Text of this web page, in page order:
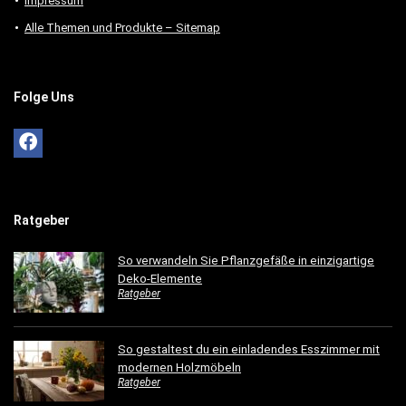
Alle Themen und Produkte – Sitemap
Folge Uns
Ratgeber
So verwandeln Sie Pflanzgefäße in einzigartige
Deko-Elemente
Ratgeber
So gestaltest du ein einladendes Esszimmer mit
modernen Holzmöbeln
Ratgeber